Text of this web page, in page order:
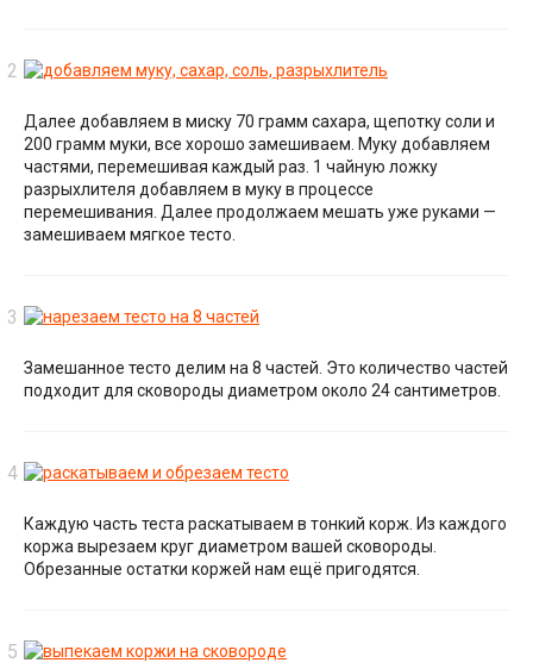
Далее добавляем в миску 70 грамм сахара, щепотку соли и
200 грамм муки, все хорошо замешиваем. Муку добавляем
частями, перемешивая каждый раз. 1 чайную ложку
разрыхлителя добавляем в муку в процессе
перемешивания. Далее продолжаем мешать уже руками —
замешиваем мягкое тесто.
Замешанное тесто делим на 8 частей. Это количество частей
подходит для сковороды диаметром около 24 сантиметров.
Каждую часть теста раскатываем в тонкий корж. Из каждого
коржа вырезаем круг диаметром вашей сковороды.
Обрезанные остатки коржей нам ещё пригодятся.